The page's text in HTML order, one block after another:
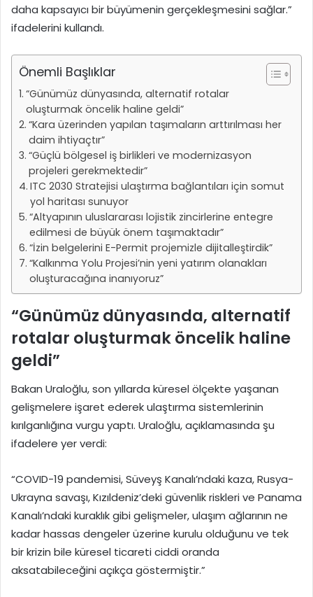
daha kapsayıcı bir büyümenin gerçekleşmesini sağlar.”
ifadelerini kullandı.
Önemli Başlıklar
“Günümüz dünyasında, alternatif rotalar
oluşturmak öncelik haline geldi”
“Kara üzerinden yapılan taşımaların arttırılması her
daim ihtiyaçtır”
“Güçlü bölgesel iş birlikleri ve modernizasyon
projeleri gerekmektedir”
ITC 2030 Stratejisi ulaştırma bağlantıları için somut
yol haritası sunuyor
“Altyapının uluslararası lojistik zincirlerine entegre
edilmesi de büyük önem taşımaktadır”
“İzin belgelerini E-Permit projemizle dijitalleştirdik”
“Kalkınma Yolu Projesi’nin yeni yatırım olanakları
oluşturacağına inanıyoruz”
“Günümüz dünyasında, alternatif
rotalar oluşturmak öncelik haline
geldi”
Bakan Uraloğlu, son yıllarda küresel ölçekte yaşanan
gelişmelere işaret ederek ulaştırma sistemlerinin
kırılganlığına vurgu yaptı. Uraloğlu, açıklamasında şu
ifadelere yer verdi:
“COVID-19 pandemisi, Süveyş Kanalı’ndaki kaza, Rusya-
Ukrayna savaşı, Kızıldeniz’deki güvenlik riskleri ve Panama
Kanalı’ndaki kuraklık gibi gelişmeler, ulaşım ağlarının ne
kadar hassas dengeler üzerine kurulu olduğunu ve tek
bir krizin bile küresel ticareti ciddi oranda
aksatabileceğini açıkça göstermiştir.”